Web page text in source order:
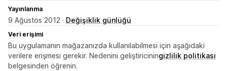
Yayınlanma
9 Ağustos 2012 · Değişiklik günlüğü
Veri erişimi
Bu uygulamanın mağazanızda kullanılabilmesi için aşağıdaki
verilere erişmesi gerekir. Nedenini geliştiriciningizlilik politikası
belgesinden öğrenin.